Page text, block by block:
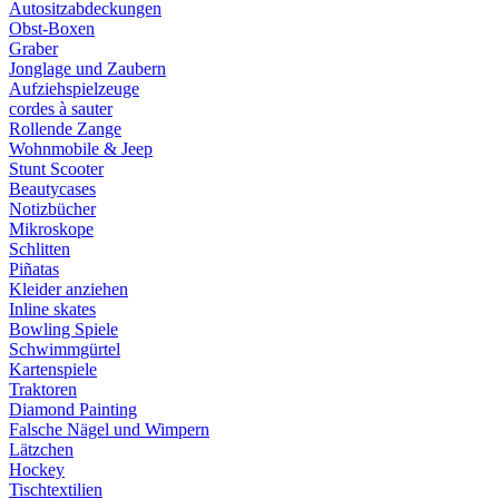
Autositzabdeckungen
Obst-Boxen
Graber
Jonglage und Zaubern
Aufziehspielzeuge
cordes à sauter
Rollende Zange
Wohnmobile & Jeep
Stunt Scooter
Beautycases
Notizbücher
Mikroskope
Schlitten
Piñatas
Kleider anziehen
Inline skates
Bowling Spiele
Schwimmgürtel
Kartenspiele
Traktoren
Diamond Painting
Falsche Nägel und Wimpern
Lätzchen
Hockey
Tischtextilien